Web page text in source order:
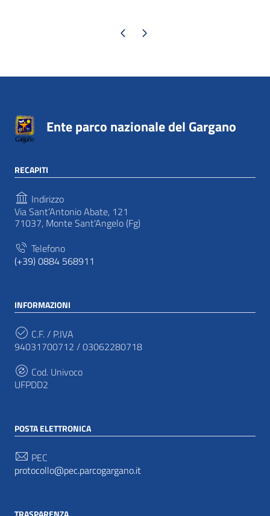
Pagina precedente
Pagina successiva
Ente parco nazionale del Gargano
RECAPITI
Indirizzo
Via Sant’Antonio Abate, 121
71037, Monte Sant'Angelo (Fg)
Telefono
(+39) 0884 568911
INFORMAZIONI
C.F. / P.IVA
94031700712 / 03062280718
Cod. Univoco
UFPDD2
POSTA ELETTRONICA
PEC
protocollo@pec.parcogargano.it